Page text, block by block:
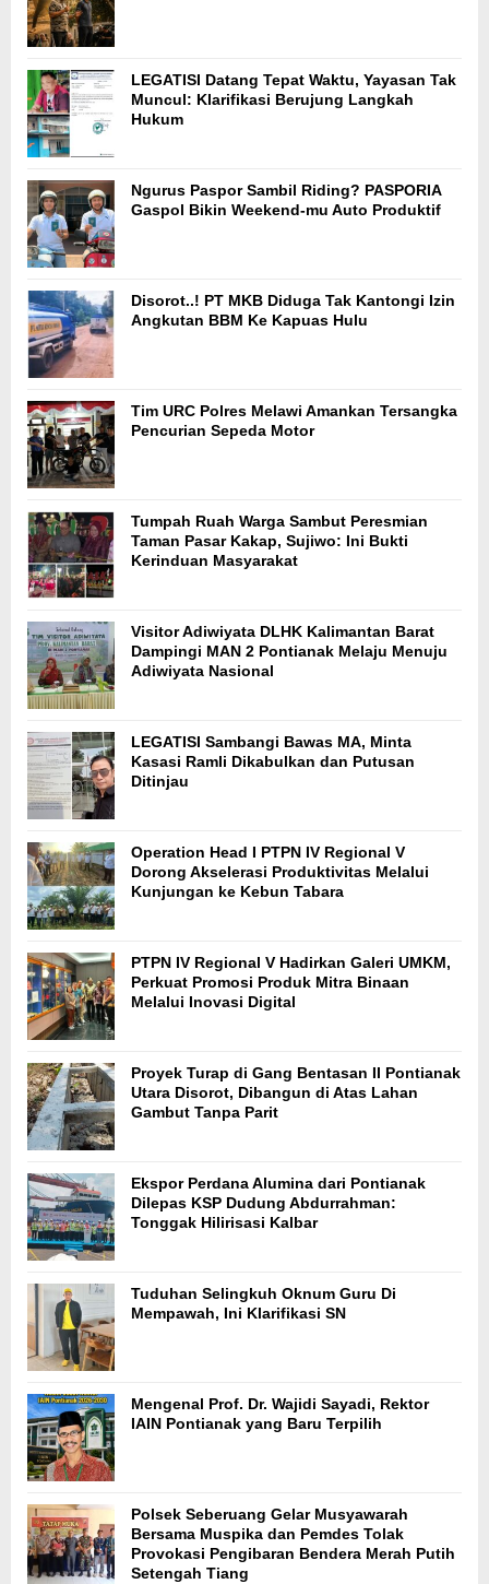
LEGATISI Datang Tepat Waktu, Yayasan Tak
Muncul: Klarifikasi Berujung Langkah
Hukum
Ngurus Paspor Sambil Riding? PASPORIA
Gaspol Bikin Weekend-mu Auto Produktif
Disorot..! PT MKB Diduga Tak Kantongi Izin
Angkutan BBM Ke Kapuas Hulu
Tim URC Polres Melawi Amankan Tersangka
Pencurian Sepeda Motor
Tumpah Ruah Warga Sambut Peresmian
Taman Pasar Kakap, Sujiwo: Ini Bukti
Kerinduan Masyarakat
Visitor Adiwiyata DLHK Kalimantan Barat
Dampingi MAN 2 Pontianak Melaju Menuju
Adiwiyata Nasional
LEGATISI Sambangi Bawas MA, Minta
Kasasi Ramli Dikabulkan dan Putusan
Ditinjau
Operation Head I PTPN IV Regional V
Dorong Akselerasi Produktivitas Melalui
Kunjungan ke Kebun Tabara
PTPN IV Regional V Hadirkan Galeri UMKM,
Perkuat Promosi Produk Mitra Binaan
Melalui Inovasi Digital
Proyek Turap di Gang Bentasan II Pontianak
Utara Disorot, Dibangun di Atas Lahan
Gambut Tanpa Parit
Ekspor Perdana Alumina dari Pontianak
Dilepas KSP Dudung Abdurrahman:
Tonggak Hilirisasi Kalbar
Tuduhan Selingkuh Oknum Guru Di
Mempawah, Ini Klarifikasi SN
Mengenal Prof. Dr. Wajidi Sayadi, Rektor
IAIN Pontianak yang Baru Terpilih
Polsek Seberuang Gelar Musyawarah
Bersama Muspika dan Pemdes Tolak
Provokasi Pengibaran Bendera Merah Putih
Setengah Tiang